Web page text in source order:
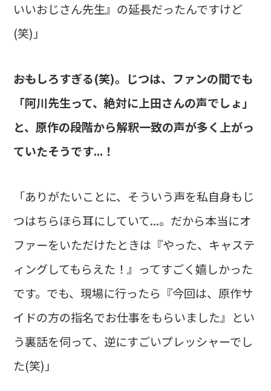
いいおじさん先生』の延長だったんですけど
(笑)」
――おもしろすぎる(笑)。じつは、ファンの間でも
「阿川先生って、絶対に上田さんの声でしょ」
と、原作の段階から解釈一致の声が多く上がっ
ていたそうです...！
「ありがたいことに、そういう声を私自身もじ
つはちらほら耳にしていて...。だから本当にオ
ファーをいただけたときは『やった、キャステ
ィングしてもらえた！』ってすごく嬉しかった
です。でも、現場に行ったら『今回は、原作サ
イドの方の指名でお仕事をもらいました』とい
う裏話を伺って、逆にすごいプレッシャーでし
た(笑)」